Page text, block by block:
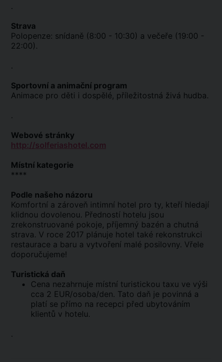
.
Strava
Polopenze: snídaně (8:00 - 10:30) a večeře (19:00 -
22:00).
.
Sportovní a animační program
Animace pro děti i dospělé, příležitostná živá hudba.
.
Webové stránky
http://solferiashotel.com
Místní kategorie
****
Podle našeho názoru
Komfortní a zároveň intimní hotel pro ty, kteří hledají
klidnou dovolenou. Předností hotelu jsou
zrekonstruované pokoje, příjemný bazén a chutná
strava. V roce 2017 plánuje hotel také rekonstrukci
restaurace a baru a vytvoření malé posilovny. Vřele
doporučujeme!
Turistická daň
Cena nezahrnuje místní turistickou taxu ve výši
cca 2 EUR/osoba/den. Tato daň je povinná a
platí se přímo na recepci před ubytováním
klientů v hotelu.
.